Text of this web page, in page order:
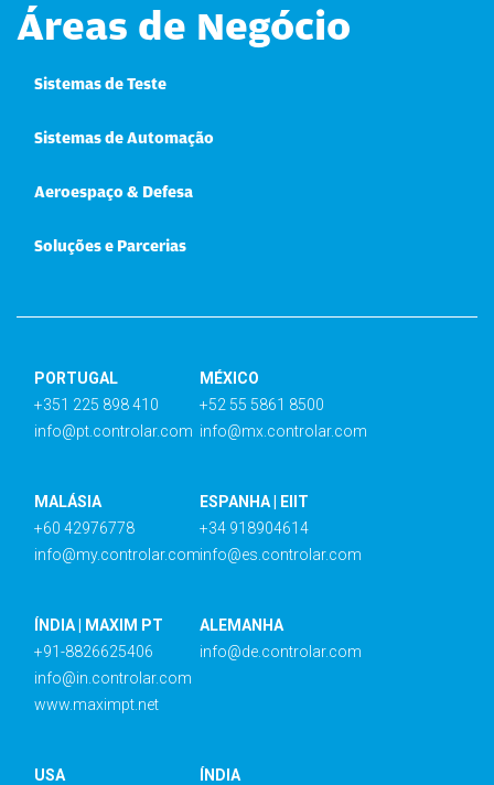
Áreas de Negócio
Sistemas de Teste
Sistemas de Automação
Aeroespaço & Defesa
Soluções e Parcerias
PORTUGAL
+351 225 898 410
info@pt.controlar.com
MÉXICO
+52 55 5861 8500
info@mx.controlar.com
MALÁSIA
+60 42976778
info@my.controlar.com
ESPANHA | EIIT
+34 918904614
info@es.controlar.com
ÍNDIA | MAXIM PT
+91-8826625406
info@in.controlar.com
www.maximpt.net
ALEMANHA
info@de.controlar.com
USA
ÍNDIA